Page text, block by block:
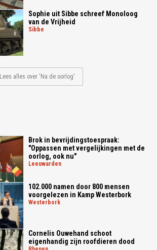
Sophie uit Sibbe schreef Monoloog
van de Vrijheid
sibbe
Lees alles over 'Na de oorlog'
Brok in bevrijdingstoespraak:
"Oppassen met vergelijkingen met de
oorlog, ook nu"
leeuwarden
102.000 namen door 800 mensen
voorgelezen in Kamp Westerbork
westerbork
Cornelis Ouwehand schoot
eigenhandig zijn roofdieren dood